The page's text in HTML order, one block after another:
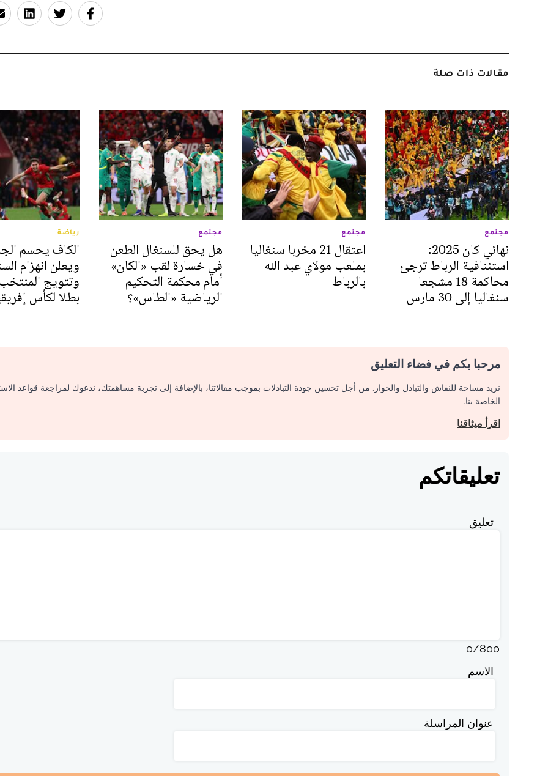
مقالات ذات صلة
مجتمع
نهائي كان 2025:
استئنافية الرباط ترجئ
محاكمة 18 مشجعا
سنغاليا إلى 30 مارس
مجتمع
اعتقال 21 مخربا سنغاليا
بملعب مولاي عبد الله
بالرباط
مجتمع
هل يحق للسنغال الطعن
في خسارة لقب «الكان»
أمام محكمة التحكيم
الرياضية «الطاس»؟
رياضة
الكاف يحسم
ويعلن انهزام
وتتويج
بطلا لكأس إفريقيا
مرحبا بكم في فضاء التعليق
نريد مساحة للنقاش والتبادل والحوار. من أجل تحسين جودة التبادلات بموجب مقالاتنا، بالإضافة إلى تجربة مساهمتك، ندعوك لمراجعة قواعد
الخاصة بنا.
اقرأ ميثاقنا
تعليقاتكم
تعليق
0/800
الاسم
عنوان المراسلة